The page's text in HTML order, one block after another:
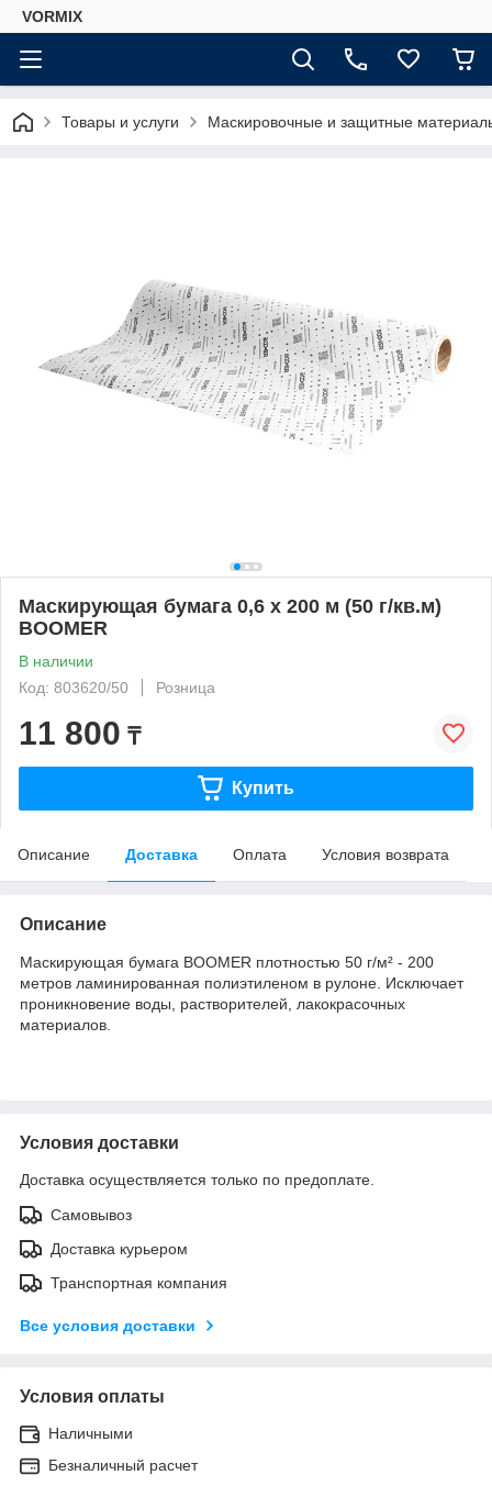
VORMIX
Товары и услуги Маскировочные и защитные
Маскирующая бумага 0,6 х 200 м (50 г/кв.м)
BOOMER
В наличии
Код: 803620/50
Розница
11 800 ₸
Купить
Описание Доставка Оплата Условия возврата
Описание
Маскирующая бумага BOOMER плотностью 50 г/м² - 200
метров ламинированная полиэтиленом в рулоне. Исключает
проникновение воды, растворителей, лакокрасочных
материалов.
Условия доставки
Доставка осуществляется только по предоплате.
Самовывоз
Доставка курьером
Транспортная компания
Все условия доставки
Условия оплаты
Наличными
Безналичный расчет